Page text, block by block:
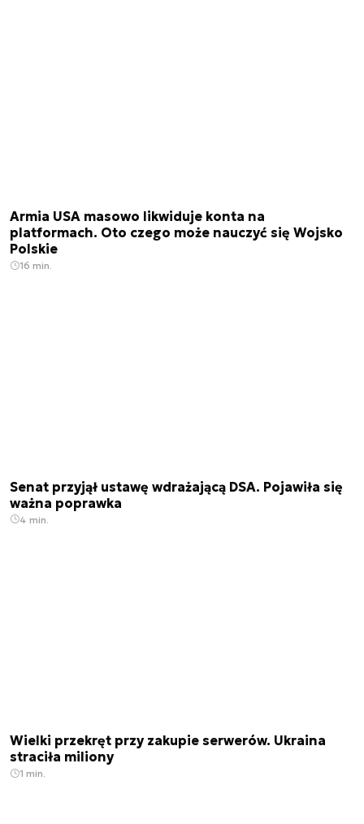
Armia USA masowo likwiduje konta na
platformach. Oto czego może nauczyć się Wojsko
Polskie
16 min.
Senat przyjął ustawę wdrażającą DSA. Pojawiła się
ważna poprawka
4 min.
Wielki przekręt przy zakupie serwerów. Ukraina
straciła miliony
1 min.